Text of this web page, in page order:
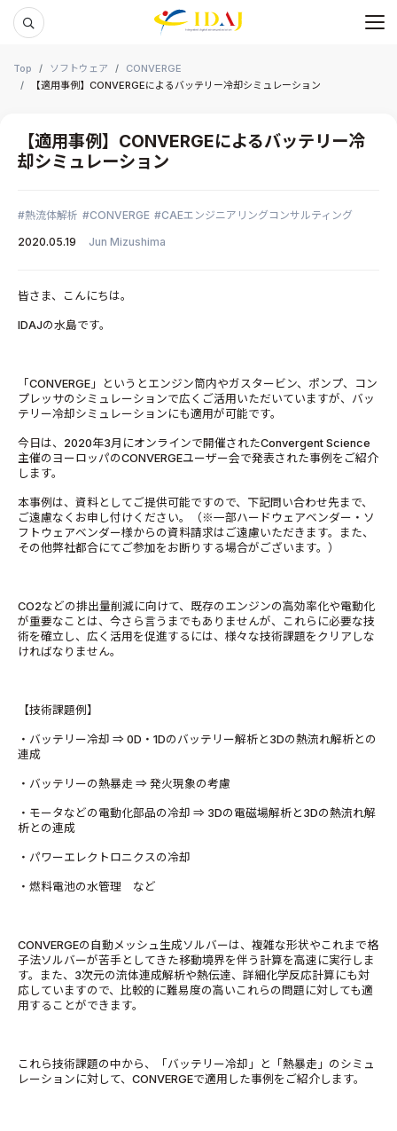
メ
Top ソフトウェア
CONVERGE
【適用事例】CONVERGEによるバッテリー冷却シミュレーション
【適用事例】CONVERGEによるバッテリー冷
却シミュレーション
熱流体解析 CONVERGE
CAEエンジニアリングコンサルティング
2020.05.19
Jun Mizushima
皆さま、こんにちは。
IDAJの水島です。
「CONVERGE」というとエンジン筒内やガスタービン、ポンプ、コン
プレッサのシミュレーションで広くご活用いただいていますが、バッ
テリー冷却シミュレーションにも適用が可能です。
今日は、2020年3月にオンラインで開催されたConvergent Science
主催のヨーロッパのCONVERGEユーザー会で発表された事例をご紹介
します。
本事例は、資料としてご提供可能ですので、下記問い合わせ先まで、
ご遠慮なくお申し付けください。（※一部ハードウェアベンダー・ソ
フトウェアベンダー様からの資料請求はご遠慮いただきます。また、
その他弊社都合にてご参加をお断りする場合がございます。）
CO2などの排出量削減に向けて、既存のエンジンの高効率化や電動化
が重要なことは、今さら言うまでもありませんが、これらに必要な技
術を確立し、広く活用を促進するには、様々な技術課題をクリアしな
ければなりません。
【技術課題例】
・バッテリー冷却 ⇒ 0D・1Dのバッテリー解析と3Dの熱流れ解析との
連成
・バッテリーの熱暴走 ⇒ 発火現象の考慮
・モータなどの電動化部品の冷却 ⇒ 3Dの電磁場解析と3Dの熱流れ解
析との連成
・パワーエレクトロニクスの冷却
・燃料電池の水管理 など
CONVERGEの自動メッシュ生成ソルバーは、複雑な形状やこれまで格
子法ソルバーが苦手としてきた移動境界を伴う計算を高速に実行しま
す。また、3次元の流体連成解析や熱伝達、詳細化学反応計算にも対
応していますので、比較的に難易度の高いこれらの問題に対しても適
用することができます。
これら技術課題の中から、「バッテリー冷却」と「熱暴走」のシミュ
レーションに対して、CONVERGEで適用した事例をご紹介します。